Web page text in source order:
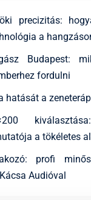
precizitás:
a
Budapest:
fordulni
hatását a
a tökéletes
profi
Audióval